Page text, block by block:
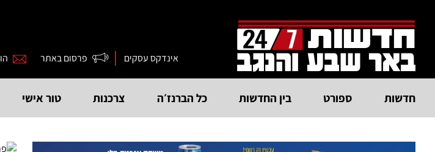
אינדקס עסקים פרסום באתר
חדשות ספורט בין החדשות כל הברנז׳ה צרכנות טור אישי